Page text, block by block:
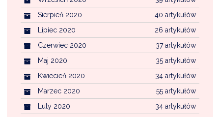
40 artykułów
Sierpień 2020
26 artykułów
Lipiec 2020
37 artykułów
Czerwiec 2020
35 artykułów
Maj 2020
34 artykułów
Kwiecień 2020
55 artykułów
Marzec 2020
34 artykułów
Luty 2020